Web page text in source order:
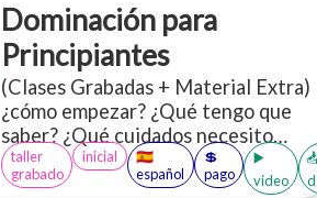
diversidad erótica, más
específicamente desde los aportes
de los colectivos kinky/BDSM, en
las prácticas relacionadas con la
salud
Dominación para
Principiantes
(Clases Grabadas + Material Extra)
¿cómo empezar? ¿Qué tengo que
saber? ¿Qué cuidados necesito
tener en cuenta? ¿Qué
terminología tengo que saber?
taller
grabado
inicial
🇪🇸
español
💲
pago
▶️
video